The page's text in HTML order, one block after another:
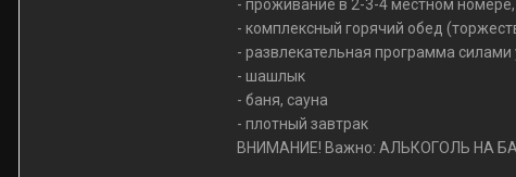
- проживание в 2-3-4 местном номере,
- комплексный горячий обед
- развлекательная программа
- шашлык
- баня, сауна
- плотный завтрак
ВНИМАНИЕ! Важно: АЛЬКОГОЛЬ НА